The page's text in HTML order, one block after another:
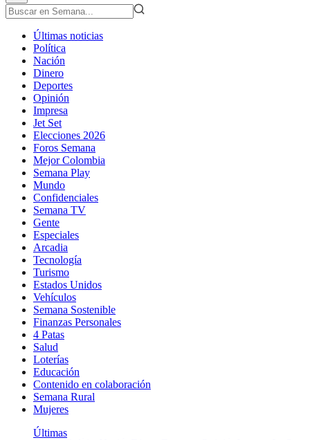
Últimas noticias
Política
Nación
Dinero
Deportes
Opinión
Impresa
Jet Set
Elecciones 2026
Foros Semana
Mejor Colombia
Semana Play
Mundo
Confidenciales
Semana TV
Gente
Especiales
Arcadia
Tecnología
Turismo
Estados Unidos
Vehículos
Semana Sostenible
Finanzas Personales
4 Patas
Salud
Loterías
Educación
Contenido en colaboración
Semana Rural
Mujeres
Últimas